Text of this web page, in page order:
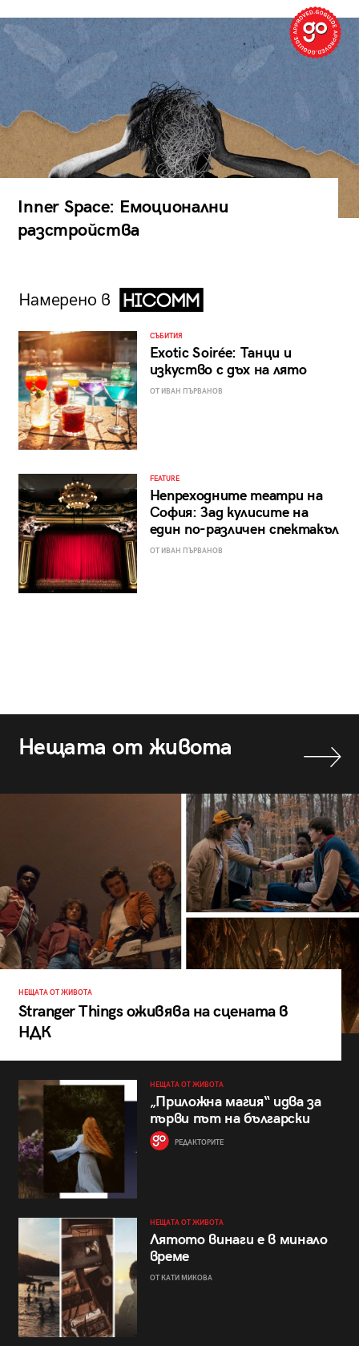
Inner Space: Емоционални
разстройства
Намерено в
СЪБИТИЯ
Exotic Soirée: Танци и
изкуство с дъх на лято
ОТ ИВАН ПЪРВАНОВ
FEATURE
Непреходните театри на
София: Зад кулисите на
един по-различен спектакъл
ОТ ИВАН ПЪРВАНОВ
Нещата от живота
НЕЩАТА ОТ ЖИВОТА
Stranger Things оживява на сцената в
НДК
НЕЩАТА ОТ ЖИВОТА
„Приложна магия“ идва за
първи път на български
РЕДАКТОРИТЕ
НЕЩАТА ОТ ЖИВОТА
Лятото винаги е в минало
време
ОТ КАТИ МИКОВА